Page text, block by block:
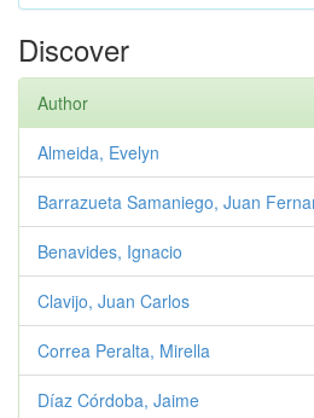
Discover
Author
Almeida, Evelyn
Barrazueta Samaniego, Juan
Benavides, Ignacio
Clavijo, Juan Carlos
Correa Peralta, Mirella
Díaz Córdoba, Jaime